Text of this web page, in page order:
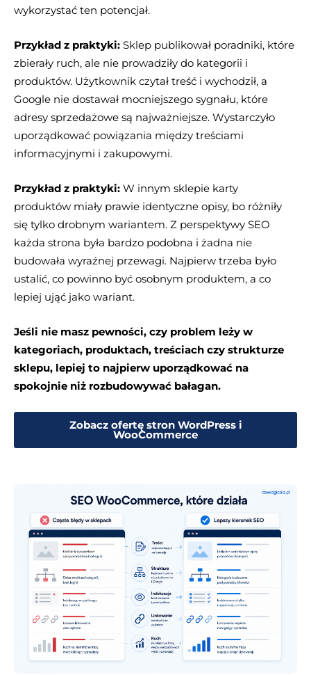
wykorzystać ten potencjał.
Przykład z praktyki: Sklep publikował poradniki, które
zbierały ruch, ale nie prowadziły do kategorii i
produktów. Użytkownik czytał treść i wychodził, a
Google nie dostawał mocniejszego sygnału, które
adresy sprzedażowe są najważniejsze. Wystarczyło
uporządkować powiązania między treściami
informacyjnymi i zakupowymi.
Przykład z praktyki: W innym sklepie karty
produktów miały prawie identyczne opisy, bo różniły
się tylko drobnym wariantem. Z perspektywy SEO
każda strona była bardzo podobna i żadna nie
budowała wyraźnej przewagi. Najpierw trzeba było
ustalić, co powinno być osobnym produktem, a co
lepiej ująć jako wariant.
Jeśli nie masz pewności, czy problem leży w
kategoriach, produktach, treściach czy strukturze
sklepu, lepiej to najpierw uporządkować na
spokojnie niż rozbudowywać bałagan.
Zobacz ofertę stron WordPress i
WooCommerce